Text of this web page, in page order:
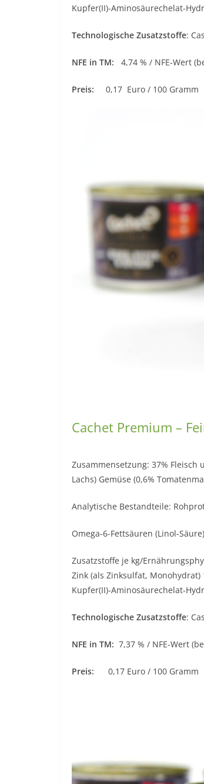
Kupfer(II)-Aminosäurechelat-
Technologische Zusatzstoffe:
NFE in TM: 4,74 % / NFE-Wert
Preis: 0,17 Euro / 100 Gramm
Cachet Premium –
Zusammensetzung: 37% Fleisch
Lachs) Gemüse (0,6%
Analytische Bestandteile:
Omega-6-Fettsäuren (Linol-
Zusatzstoffe je kg/
Zink (als Zinksulfat,
Kupfer(II)-Aminosäurechelat-
Technologische Zusatzstoffe:
NFE in TM: 7,37 % / NFE-Wert
Preis: 0,17 Euro / 100 Gramm